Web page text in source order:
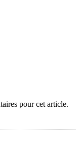
pour cet article.